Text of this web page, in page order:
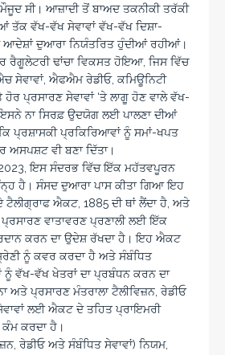
ਮੌਜੂਦ ਸੀ। ਆਜ਼ਾਦੀ ਤੋਂ ਬਾਅਦ ਤਕਨੀਕੀ ਤਰੱਕੀ
ਤੱਕ ਵੱਖ-ਵੱਖ ਸੇਵਾਵਾਂ ਵੱਖ-ਵੱਖ ਦਿਸ਼ਾ-
ਆਦੇਸ਼ਾਂ ਦੁਆਰਾ ਨਿਯੰਤਰਿਤ ਹੁੰਦੀਆਂ ਰਹੀਆਂ।
ਰੈਗੂਲੇਟਰੀ ਢਾਂਚਾ ਵਿਕਸਤ ਹੋਇਆ, ਜਿਸ ਵਿੱਚ
ਸੇਵਾਵਾਂ, ਐਫਐਮ ਰੇਡੀਓ, ਕਮਿਊਨਿਟੀ
ਪ੍ਰਸਾਰਣ ਸੇਵਾਵਾਂ ‘ਤੇ ਲਾਗੂ ਹੋਣ ਵਾਲੇ ਵੱਖ-
ਨਾ ਸਿਰਫ਼ ਉਦਯੋਗ ਲਈ ਪਾਲਣਾ ਦੀਆਂ
ਪ੍ਰਸ਼ਾਸਕੀ ਪ੍ਰਕਿਰਿਆਵਾਂ ਨੂੰ ਸਮਾਂ-ਖਪਤ
ਅਸਪਸ਼ਟ ਵੀ ਬਣਾ ਦਿੱਤਾ।
ਇਸ ਸੰਦਰਭ ਵਿੱਚ ਇੱਕ ਮਹੱਤਵਪੂਰਨ
ਹੈ। ਸੰਸਦ ਦੁਆਰਾ ਪਾਸ ਕੀਤਾ ਗਿਆ ਇਹ
ਐਕਟ, 1885 ਦੀ ਥਾਂ ਲੈਂਦਾ ਹੈ, ਅਤੇ
ਵਾਤਾਵਰਣ ਪ੍ਰਣਾਲੀ ਲਈ ਇੱਕ
ਕਰਨ ਦਾ ਉਦੇਸ਼ ਰੱਖਦਾ ਹੈ। ਇਹ ਐਕਟ
ਨੂੰ ਕਵਰ ਕਰਦਾ ਹੈ ਅਤੇ ਸੰਬੰਧਿਤ
ਨੂੰ ਵੱਖ-ਵੱਖ ਖੇਤਰਾਂ ਦਾ ਪ੍ਰਬੰਧਨ ਕਰਨ ਦਾ
ਅਤੇ ਪ੍ਰਸਾਰਣ ਮੰਤਰਾਲਾ ਟੈਲੀਵਿਜ਼ਨ, ਰੇਡੀਓ
ਲਈ ਐਕਟ ਦੇ ਤਹਿਤ ਪ੍ਰਾਇਮਰੀ
ਕੰਮ ਕਰਦਾ ਹੈ।
ਰੇਡੀਓ ਅਤੇ ਸੰਬੰਧਿਤ ਸੇਵਾਵਾਂ) ਨਿਯਮ,